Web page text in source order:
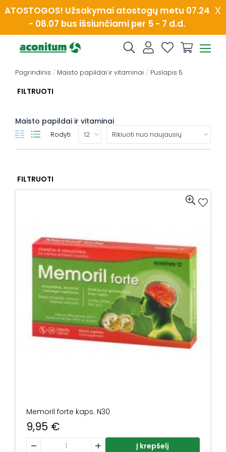
Skip
to
x
ATOSTOGOS! Užsakymai atostogų metu 07.24
- 08.07 bus išsiunčiami per 5 - 7 d.d.
Pagrindinis / Maisto papildai ir vitaminai / Puslapis 5
FILTRUOTI
Maisto papildai ir vitaminai
Rodyti
FILTRUOTI
Memoril forte kaps. N30
9,95 €
produkto kiekis: Memoril forte kaps. N30
Į krepšelį